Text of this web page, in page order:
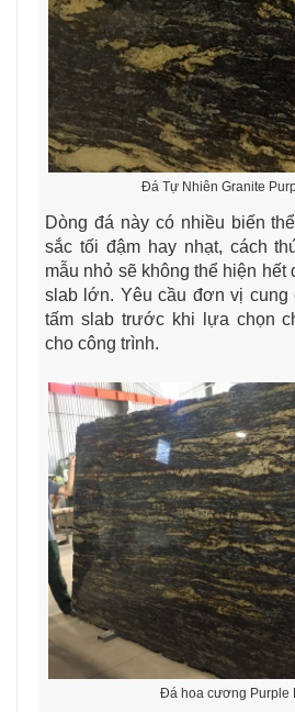
Đá Tự Nhiên Granite
Dòng đá này có nhiều biến
sắc tối đậm hay nhạt, cách
mẫu nhỏ sẽ không thể hiện
slab lớn. Yêu cầu đơn vị cung
tấm slab trước khi lựa chọn
cho công trình.
Đá hoa cương Purple